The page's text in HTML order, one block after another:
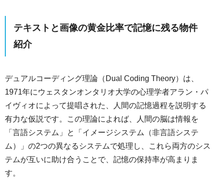
テキストと画像の黄金比率で記憶に残る物件
紹介
デュアルコーディング理論（Dual Coding Theory）は、
1971年にウェスタンオンタリオ大学の心理学者アラン・パ
イヴィオによって提唱された、人間の記憶過程を説明する
有力な仮説です。この理論によれば、人間の脳は情報を
「言語システム」と「イメージシステム（非言語システ
ム）」の2つの異なるシステムで処理し、これら両方のシス
テムが互いに助け合うことで、記憶の保持率が高まりま
す。